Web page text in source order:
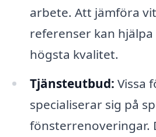
arbete. Att jämföra
referenser kan
högsta kvalitet.
Tjänsteutbud: Vissa
specialiserar sig på
fönsterrenoveringar.